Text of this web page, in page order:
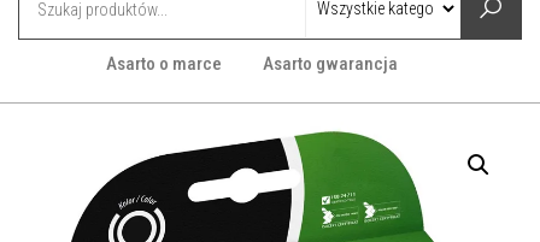
Asarto o marce Asarto gwarancja